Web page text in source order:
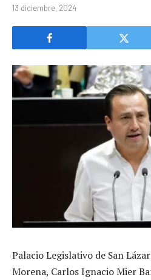
13 diciembre, 2024
Palacio Legislativo de San
Morena, Carlos Ignacio Mier